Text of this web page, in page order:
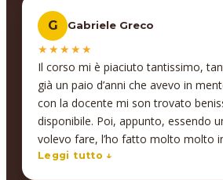
delle agevolazioni sulla formazione
interprofessionali, occupandosi di
impeccabile. Insegno è un partner affidabile,
competente e sempre disponibile.
consiglio vivamente a chiunque
crescita del proprio team! Alessandro Coffinardi -
Founder Floky
ascoltare ma anche interagire con
professionale, energico, empatico,
Ci mette passione in ciò che fa.
G Gabriele Greco
★★★★★
Il corso mi è piaciuto tantissimo,
già un paio d’anni che avevo in
con la docente mi son trovato
disponibile. Poi, appunto, essendo
volevo fare, l’ho fatto molto molto
molto molto contento, infatti sto già
Leggi tutto ↓